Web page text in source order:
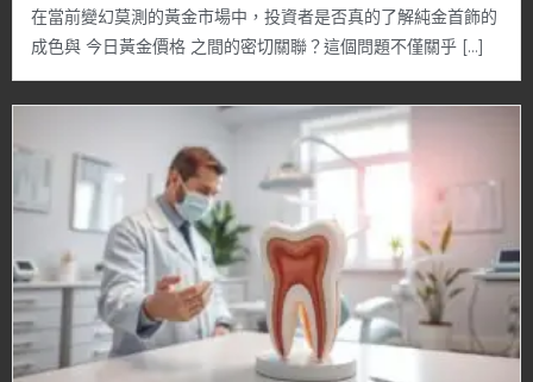
在當前變幻莫測的黃金市場中，投資者是否真的了解純金首飾的
成色與 今日黃金價格 之間的密切關聯？這個問題不僅關乎 […]